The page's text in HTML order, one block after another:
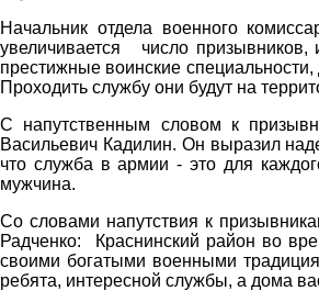
Начальник отдела военного
увеличивается число
престижные воинские
Проходить службу они будут на
С напутственным словом к
Васильевич Кадилин. Он выразил
что служба в армии - это для
мужчина.
Со словами напутствия к
Радченко: Краснинский район во
своими богатыми военными
ребята, интересной службы, а дома